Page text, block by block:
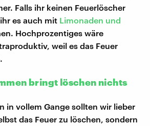
Falls ihr keinen Feuerlöscher
es auch mit Limonaden und
Hochprozentiges wäre
weil es das Feuer
bringt löschen nichts
in vollem Gange sollten wir lieber
das Feuer zu löschen, sondern